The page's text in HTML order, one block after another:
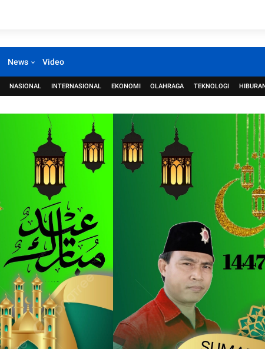
News Video
NASIONAL INTERNASIONAL EKONOMI OLAHRAGA TEKNOLOGI